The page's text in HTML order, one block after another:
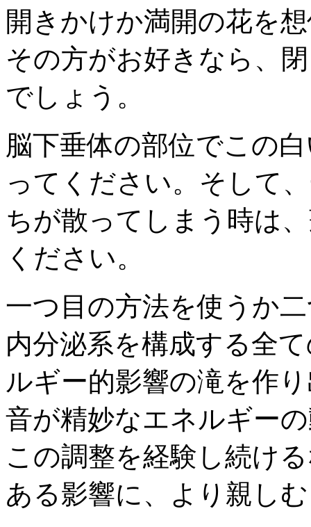
開きかけか満開の花を
その方がお好きなら、
でしょう。
脳下垂体の部位でこの
ってください。そして
ちが散ってしまう時は
ください。
一つ目の方法を使うか
内分泌系を構成する全
ルギー的影響の滝を作
音が精妙なエネルギー
この調整を経験し続け
ある影響に、より親し